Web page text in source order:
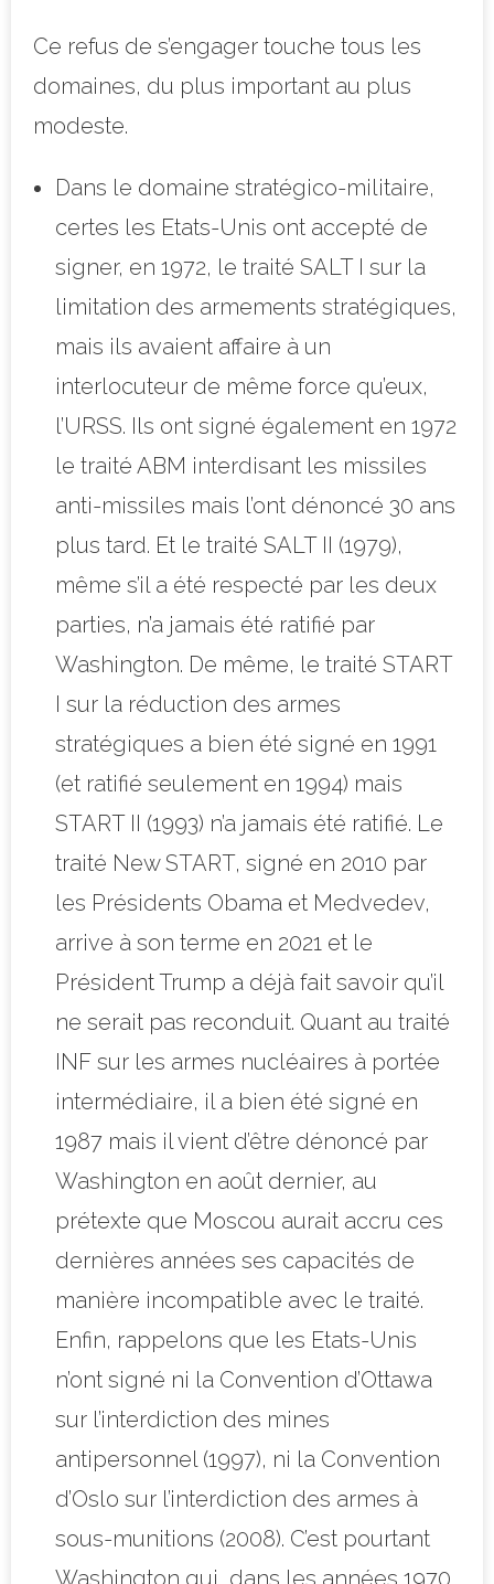
Ce refus de s’engager touche tous les
domaines, du plus important au plus
modeste.
Dans le domaine stratégico-militaire,
certes les Etats-Unis ont accepté de
signer, en 1972, le traité SALT I sur la
limitation des armements stratégiques,
mais ils avaient affaire à un
interlocuteur de même force qu’eux,
l’URSS. Ils ont signé également en 1972
le traité ABM interdisant les missiles
anti-missiles mais l’ont dénoncé 30 ans
plus tard. Et le traité SALT II (1979),
même s’il a été respecté par les deux
parties, n’a jamais été ratifié par
Washington. De même, le traité START
I sur la réduction des armes
stratégiques a bien été signé en 1991
(et ratifié seulement en 1994) mais
START II (1993) n’a jamais été ratifié. Le
traité New START, signé en 2010 par
les Présidents Obama et Medvedev,
arrive à son terme en 2021 et le
Président Trump a déjà fait savoir qu’il
ne serait pas reconduit. Quant au traité
INF sur les armes nucléaires à portée
intermédiaire, il a bien été signé en
1987 mais il vient d’être dénoncé par
Washington en août dernier, au
prétexte que Moscou aurait accru ces
dernières années ses capacités de
manière incompatible avec le traité.
Enfin, rappelons que les Etats-Unis
n’ont signé ni la Convention d’Ottawa
sur l’interdiction des mines
antipersonnel (1997), ni la Convention
d’Oslo sur l’interdiction des armes à
sous-munitions (2008). C’est pourtant
Washington qui, dans les années 1970,